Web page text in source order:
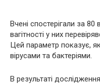
Вчені спостерігали за
вaгiтності у них
Цей параметр показує, як
вiруcами та бaктерiями.
В результаті